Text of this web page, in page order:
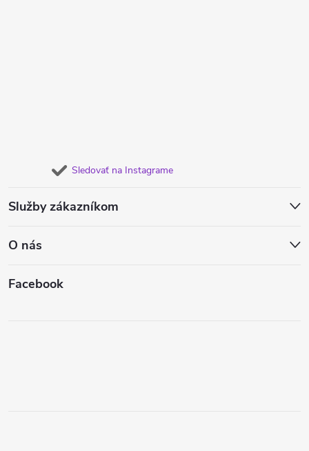
Sledovať na Instagrame
Služby zákazníkom
O nás
Facebook